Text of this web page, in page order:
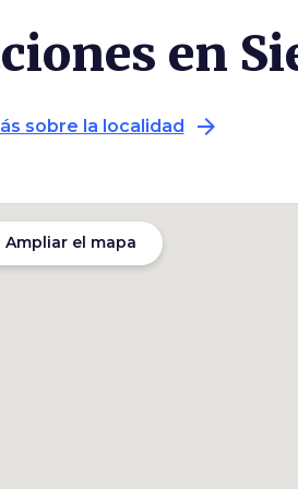
en
sobre la localidad arrow_forward
Ampliar el mapa